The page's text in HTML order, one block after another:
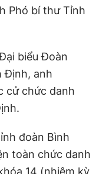
Phó bí thư Tỉnh
biểu Đoàn
Định, anh
cử chức danh
đoàn Bình
toàn chức danh
14 (nhiệm kỳ